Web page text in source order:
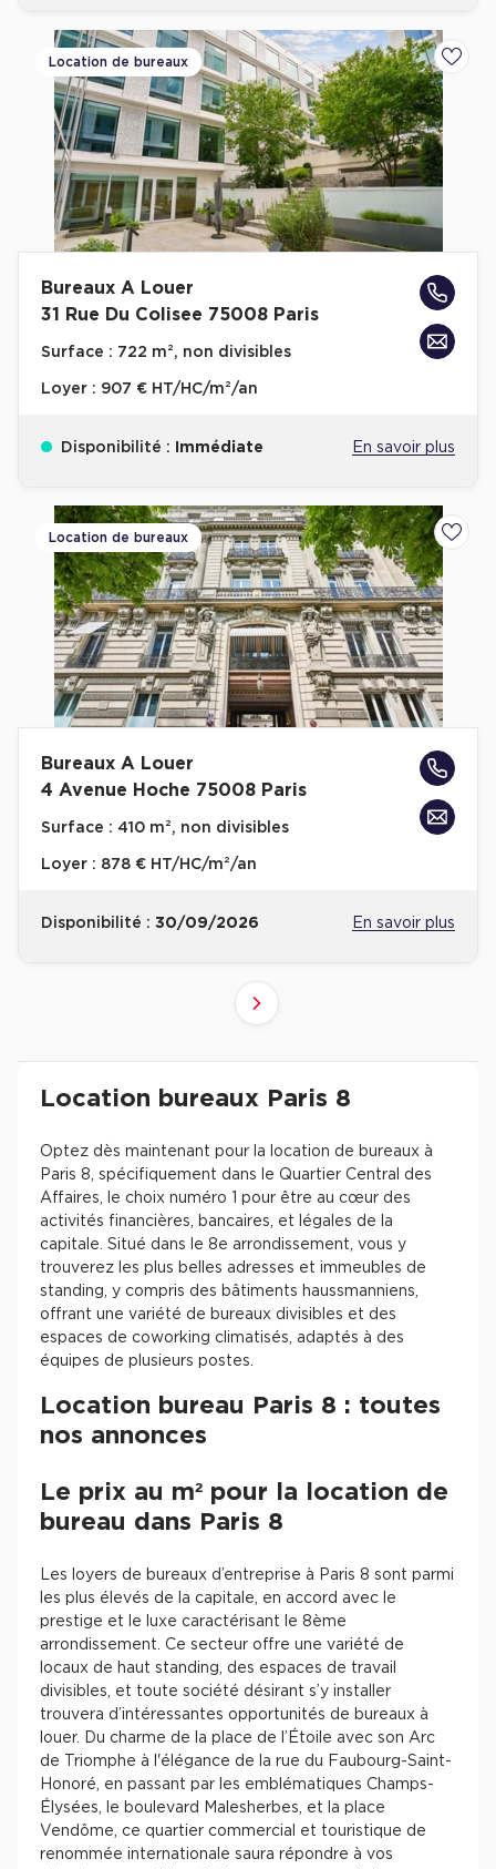
Location de bureaux
Bureaux A Louer
31 Rue Du Colisee 75008 Paris
Surface : 722 m², non divisibles
Loyer : 907 € HT/HC/m²/an
Disponibilité : Immédiate En savoir plus
Location de bureaux
Bureaux A Louer
4 Avenue Hoche 75008 Paris
Surface : 410 m², non divisibles
Loyer : 878 € HT/HC/m²/an
Disponibilité : 30/09/2026 En savoir plus
Suivant
Revenir à l'accueil -
Location bureaux Paris 8
Optez dès maintenant pour la location de bureaux à
Paris 8, spécifiquement dans le Quartier Central des
Affaires, le choix numéro 1 pour être au cœur des
activités financières, bancaires, et légales de la
capitale. Situé dans le 8e arrondissement, vous y
trouverez les plus belles adresses et immeubles de
standing, y compris des bâtiments haussmanniens,
offrant une variété de bureaux divisibles et des
espaces de coworking climatisés, adaptés à des
équipes de plusieurs postes.
Location bureau Paris 8 : toutes
nos annonces
Le prix au m² pour la location de
bureau dans Paris 8
Les loyers de bureaux d’entreprise à Paris 8 sont parmi
les plus élevés de la capitale, en accord avec le
prestige et le luxe caractérisant le 8ème
arrondissement. Ce secteur offre une variété de
locaux de haut standing, des espaces de travail
divisibles, et toute société désirant s’y installer
trouvera d’intéressantes opportunités de bureaux à
louer. Du charme de la place de l’Étoile avec son Arc
de Triomphe à l'élégance de la rue du Faubourg-Saint-
Honoré, en passant par les emblématiques Champs-
Élysées, le boulevard Malesherbes, et la place
Vendôme, ce quartier commercial et touristique de
renommée internationale saura répondre à vos